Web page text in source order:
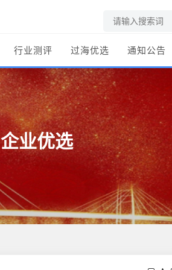
行业测评 过海优选 通知公告
企业优选